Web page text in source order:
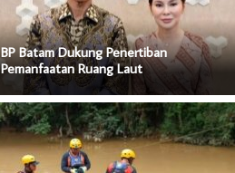
BP Batam Dukung Penertiban
Pemanfaatan Ruang Laut